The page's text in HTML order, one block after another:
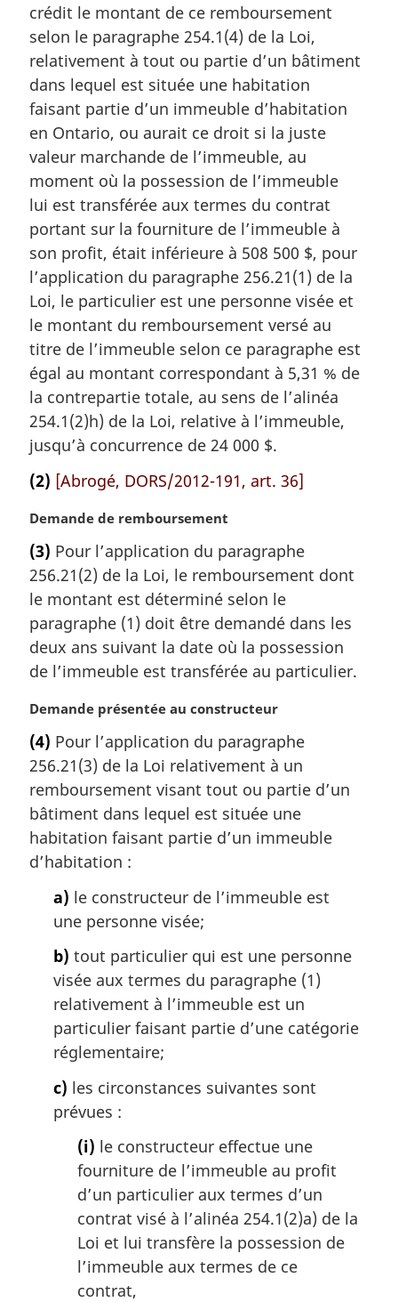
g
i
n
a
l
e
:
crédit le montant de ce remboursement
selon le paragraphe 254.1(4) de la Loi,
relativement à tout ou partie d’un bâtiment
dans lequel est située une habitation
faisant partie d’un immeuble d’habitation
en Ontario, ou aurait ce droit si la juste
valeur marchande de l’immeuble, au
moment où la possession de l’immeuble
lui est transférée aux termes du contrat
portant sur la fourniture de l’immeuble à
son profit, était inférieure à 508 500 $, pour
l’application du paragraphe 256.21(1) de la
Loi, le particulier est une personne visée et
le montant du remboursement versé au
titre de l’immeuble selon ce paragraphe est
égal au montant correspondant à 5,31 % de
la contrepartie totale, au sens de l’alinéa
254.1(2)h) de la Loi, relative à l’immeuble,
jusqu’à concurrence de 24 000 $.
(2) [Abrogé, DORS/2012-191, art. 36]
N
t
e
m
a
r
g
i
a
l
e
:
Demande de remboursement
(3) Pour l’application du paragraphe
256.21(2) de la Loi, le remboursement dont
le montant est déterminé selon le
paragraphe (1) doit être demandé dans les
deux ans suivant la date où la possession
de l’immeuble est transférée au particulier.
N
t
e
m
a
g
i
Demande présentée au constructeur
(4) Pour l’application du paragraphe
256.21(3) de la Loi relativement à un
remboursement visant tout ou partie d’un
bâtiment dans lequel est située une
habitation faisant partie d’un immeuble
d’habitation :
a) le constructeur de l’immeuble est
une personne visée;
b) tout particulier qui est une personne
visée aux termes du paragraphe (1)
relativement à l’immeuble est un
particulier faisant partie d’une catégorie
réglementaire;
c) les circonstances suivantes sont
prévues :
(i) le constructeur effectue une
fourniture de l’immeuble au profit
d’un particulier aux termes d’un
contrat visé à l’alinéa 254.1(2)a) de la
Loi et lui transfère la possession de
l’immeuble aux termes de ce
contrat,